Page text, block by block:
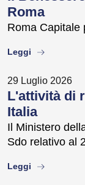
Roma
Roma Capitale
Leggi about
29 Luglio 2026
L'attività di
Italia
Il Ministero
Sdo relativo al
Leggi about